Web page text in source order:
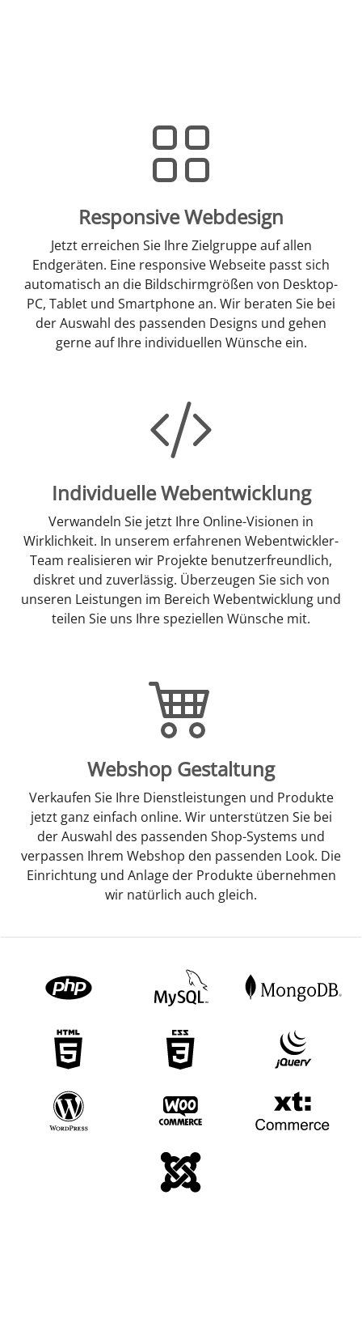
Responsive Webdesign
Jetzt erreichen Sie Ihre Zielgruppe auf allen
Endgeräten. Eine responsive Webseite passt sich
automatisch an die Bildschirmgrößen von Desktop-
PC, Tablet und Smartphone an. Wir beraten Sie bei
der Auswahl des passenden Designs und gehen
gerne auf Ihre individuellen Wünsche ein.
Individuelle Webentwicklung
Verwandeln Sie jetzt Ihre Online-Visionen in
Wirklichkeit. In unserem erfahrenen Webentwickler-
Team realisieren wir Projekte benutzerfreundlich,
diskret und zuverlässig. Überzeugen Sie sich von
unseren Leistungen im Bereich Webentwicklung und
teilen Sie uns Ihre speziellen Wünsche mit.
Webshop Gestaltung
Verkaufen Sie Ihre Dienstleistungen und Produkte
jetzt ganz einfach online. Wir unterstützen Sie bei
der Auswahl des passenden Shop-Systems und
verpassen Ihrem Webshop den passenden Look. Die
Einrichtung und Anlage der Produkte übernehmen
wir natürlich auch gleich.